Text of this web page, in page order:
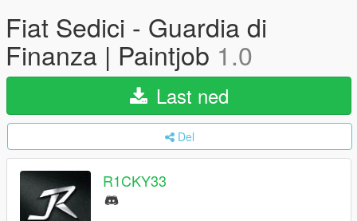
Fiat Sedici - Guardia di
Finanza | Paintjob 1.0
Last ned
Del
R1CKY33